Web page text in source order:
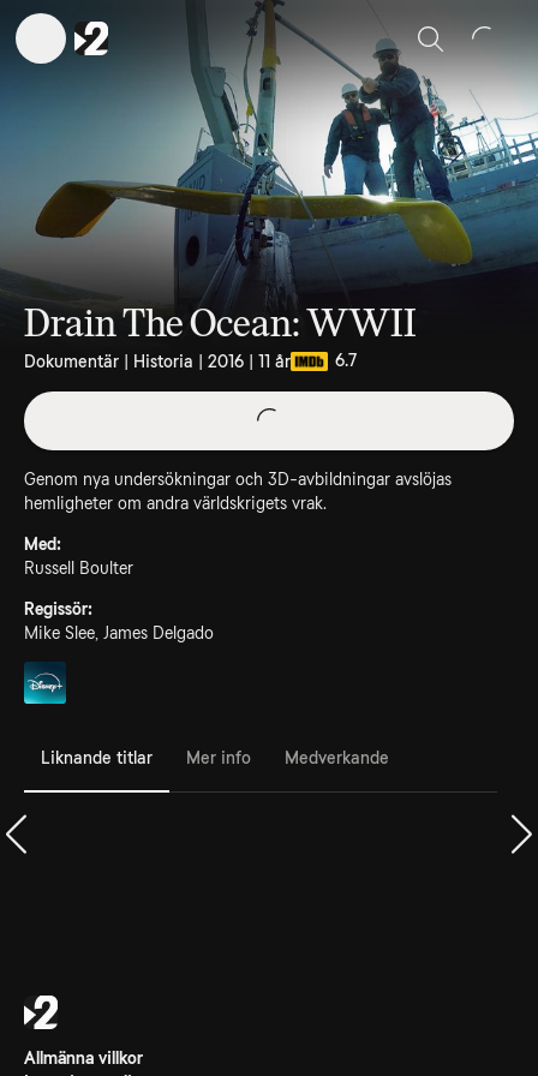
Sök
Drain The Ocean: WWII
Dokumentär | Historia | 2016 | 11 år 6.7
Genom nya undersökningar och 3D-avbildningar avslöjas
hemligheter om andra världskrigets vrak.
Med:
Russell Boulter
Regissör:
Mike Slee, James Delgado
Liknande titlar Mer info Medverkande
Allmänna villkor